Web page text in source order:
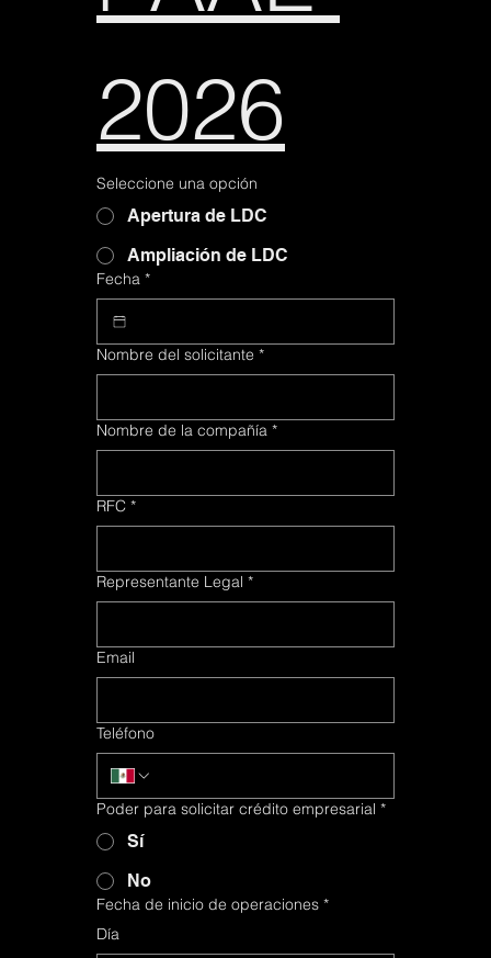
2026
Seleccione una opción
Apertura de LDC
Ampliación de LDC
Fecha *
Nombre del solicitante *
Nombre de la compañía *
RFC *
Representante Legal *
Email
Teléfono
Poder para solicitar crédito empresarial *
Sí
No
Fecha de inicio de operaciones *
Día
2026
Seleccione una opción
Apertura de LDC
Ampliación de LDC
Fecha *
Nombre del solicitante *
Nombre de la compañía *
RFC *
Representante Legal *
Email
Teléfono
Poder para solicitar crédito empresarial *
Sí
No
Fecha de inicio de operaciones *
Día